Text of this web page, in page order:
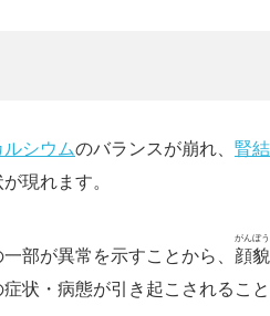
ルシウムのバランスが崩れ、 腎
現れます。
部が異常を示すことから、 顔貌
がんぼう
症状・病態が引き起こされるこ